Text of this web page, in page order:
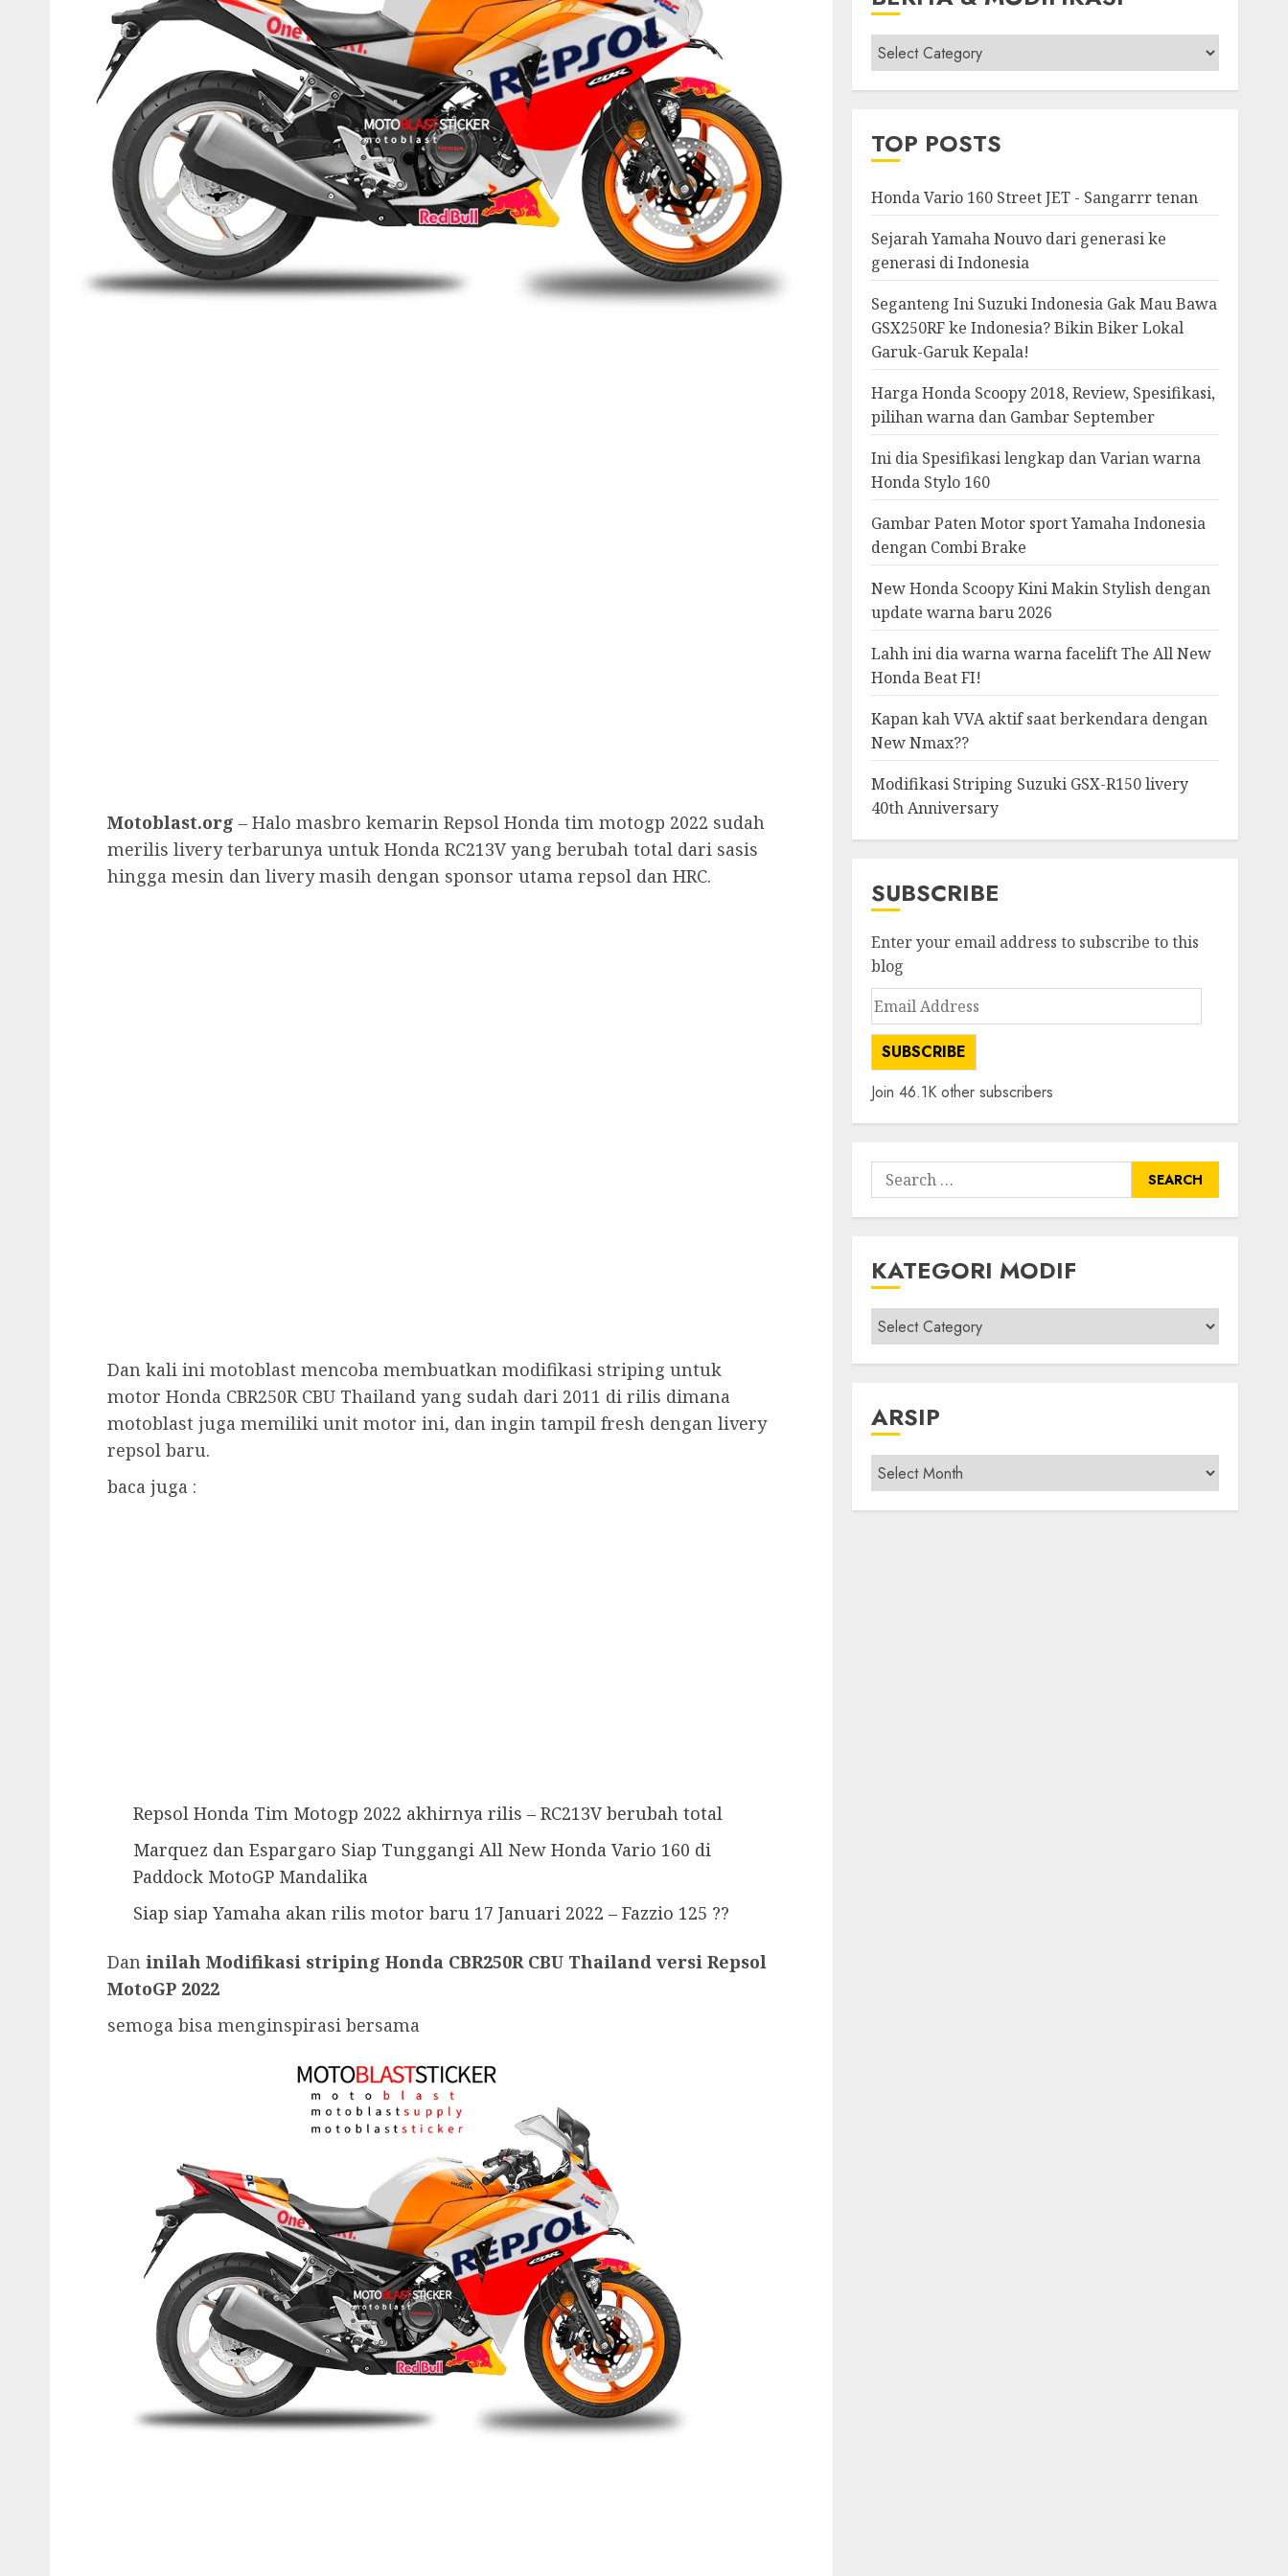
Motoblast.org – Halo masbro kemarin Repsol Honda tim motogp 2022 sudah
merilis livery terbarunya untuk Honda RC213V yang berubah total dari sasis
hingga mesin dan livery masih dengan sponsor utama repsol dan HRC.
Dan kali ini motoblast mencoba membuatkan modifikasi striping untuk
motor Honda CBR250R CBU Thailand yang sudah dari 2011 di rilis dimana
motoblast juga memiliki unit motor ini, dan ingin tampil fresh dengan livery
repsol baru.
baca juga :
Repsol Honda Tim Motogp 2022 akhirnya rilis – RC213V berubah total
Marquez dan Espargaro Siap Tunggangi All New Honda Vario 160 di
Paddock MotoGP Mandalika
Siap siap Yamaha akan rilis motor baru 17 Januari 2022 – Fazzio 125 ??
Dan inilah Modifikasi striping Honda CBR250R CBU Thailand versi Repsol
MotoGP 2022
semoga bisa menginspirasi bersama
Berita
&
Modifikasi
TOP POSTS
Honda Vario 160 Street JET - Sangarrr tenan
Sejarah Yamaha Nouvo dari generasi ke
generasi di Indonesia
Seganteng Ini Suzuki Indonesia Gak Mau Bawa
GSX250RF ke Indonesia? Bikin Biker Lokal
Garuk-Garuk Kepala!
Harga Honda Scoopy 2018, Review, Spesifikasi,
pilihan warna dan Gambar September
Ini dia Spesifikasi lengkap dan Varian warna
Honda Stylo 160
Gambar Paten Motor sport Yamaha Indonesia
dengan Combi Brake
New Honda Scoopy Kini Makin Stylish dengan
update warna baru 2026
Lahh ini dia warna warna facelift The All New
Honda Beat FI!
Kapan kah VVA aktif saat berkendara dengan
New Nmax??
Modifikasi Striping Suzuki GSX-R150 livery
40th Anniversary
SUBSCRIBE
Enter your email address to subscribe to this
blog
Email
Address
SUBSCRIBE
Join 46.1K other subscribers
Search
for:
KATEGORI MODIF
Kategori
modif
ARSIP
Arsip